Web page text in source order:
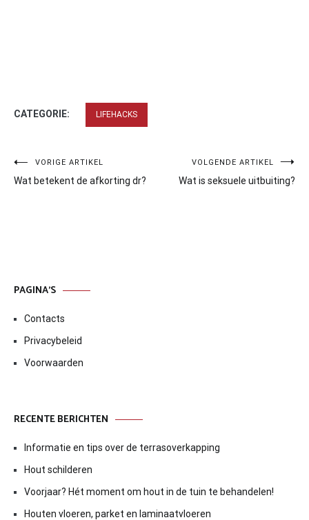
CATEGORIE: LIFEHACKS
Bericht
navigatie
VORIGE ARTIKEL
Wat betekent de afkorting dr?
VOLGENDE ARTIKEL
Wat is seksuele uitbuiting?
PAGINA’S
Contacts
Privacybeleid
Voorwaarden
RECENTE BERICHTEN
Informatie en tips over de terrasoverkapping
Hout schilderen
Voorjaar? Hét moment om hout in de tuin te behandelen!
Houten vloeren, parket en laminaatvloeren